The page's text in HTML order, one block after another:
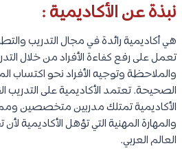
نبذة عن الأكاديمية :
هي أكاديمية رائدة في مجال التدريب
تعمل على رفع كفاءة الأفراد من خلال
والملاحظة وتوجيه الأفراد نحو اكتساب
الصحيحة. تعتمد الأكاديمية على التدريب
الأكاديمية تمتلك مدربين متخصصين
والمهارة المهنية التي تؤهل الأكاديمية لأن
العالم العربي.